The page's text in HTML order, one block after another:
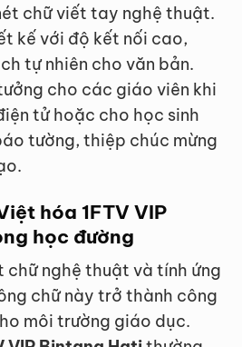
chữ viết tay nghệ thuật.
kế với độ kết nối cao,
tự nhiên cho văn bản.
cho các giáo viên khi
tử hoặc cho học sinh
tường, thiệp chúc mừng
hóa 1FTV VIP
học đường
chữ nghệ thuật và tính ứng
chữ này trở thành công
môi trường giáo dục.